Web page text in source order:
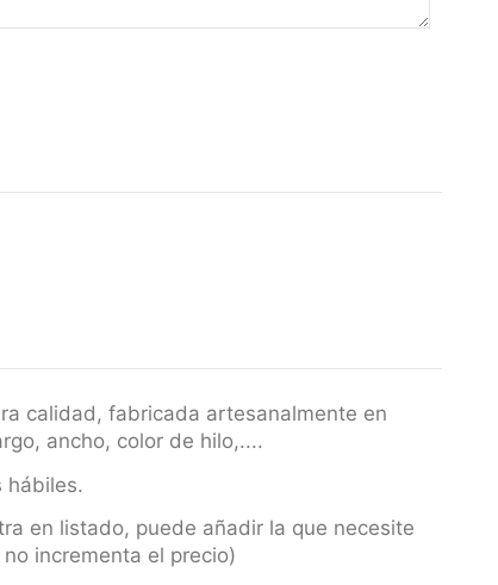
calidad, fabricada artesanalmente en
ancho, color de hilo,....
hábiles.
en listado, puede añadir la que necesite
incrementa el precio)